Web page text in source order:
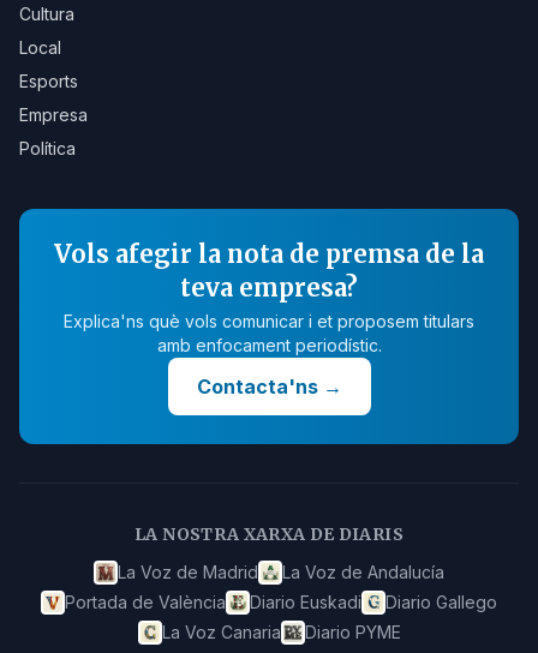
Cultura
Local
Esports
Empresa
Política
Vols afegir la nota de premsa de la
teva empresa?
Explica'ns què vols comunicar i et proposem titulars
amb enfocament periodístic.
Contacta'ns→
LA NOSTRA XARXA DE DIARIS
La Voz de Madrid
La Voz de Andalucía
Portada de València
Diario Euskadi
Diario Gallego
La Voz Canaria
Diario PYME